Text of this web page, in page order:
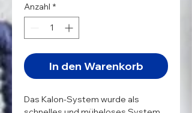
Anzahl *
In den Warenkorb
Das Kalon-System wurde als